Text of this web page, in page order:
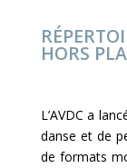
HORS
L’AVDC a
danse et de
de formats